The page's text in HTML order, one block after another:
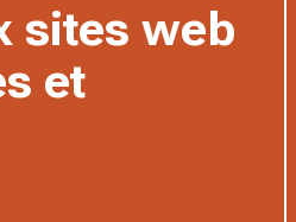
sites web
et